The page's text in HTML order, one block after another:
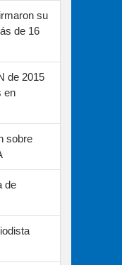
su
de 16
de 2015
en
sobre
de